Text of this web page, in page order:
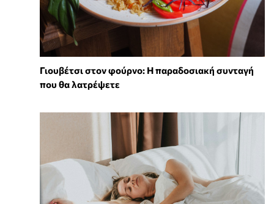
Γιουβέτσι στον φούρνο: Η παραδοσιακή συνταγή
που θα λατρέψετε